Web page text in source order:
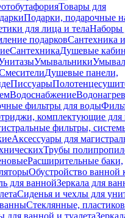
Товары для
Подарки, подарочные
для лица и телаНаборы
подарковСантехника и
СантехникаДушевые
Умывальники
Душевые панели,
Писсуары
Водоснабжение
фильтры для воды
комплектующие для
фильтры,
Аксессуары для
Трубы
Расширительные баки,
Обустройство ванной
для ваннойЗеркала для
Сиденья и чехлы для
Стеклянные,
для ванной и туалета